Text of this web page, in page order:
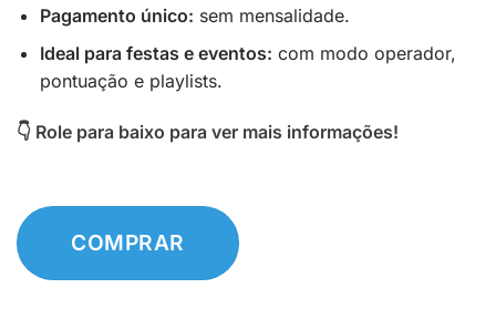
Pagamento único: sem mensalidade.
Ideal para festas e eventos: com modo operador,
pontuação e playlists.
👇 Role para baixo para ver mais informações!
COMPRAR